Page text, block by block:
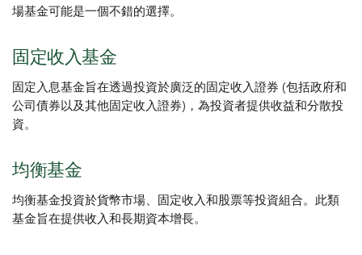
場基金可能是一個不錯的選擇。
固定收入基金
固定入息基金旨在透過投資於廣泛的固定收入證券 (包括政府和
公司債券以及其他固定收入證券)，為投資者提供收益和分散投
資。
均衡基金
均衡基金投資於貨幣市場、固定收入和股票等投資組合。此類
基金旨在提供收入和長期資本增長。